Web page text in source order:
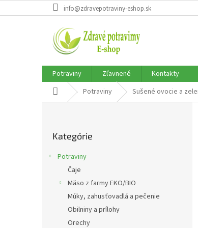
na
info@zdravepotraviny-eshop.sk
Potraviny Zľavnené
Kontakty
DomovPotraviny Sušené ovocie a
kategórie
Kategórie
Potraviny
Čaje
Mäso z farmy EKO/BIO
Múky, zahusťovadlá a pečenie
Obilniny a prílohy
Orechy